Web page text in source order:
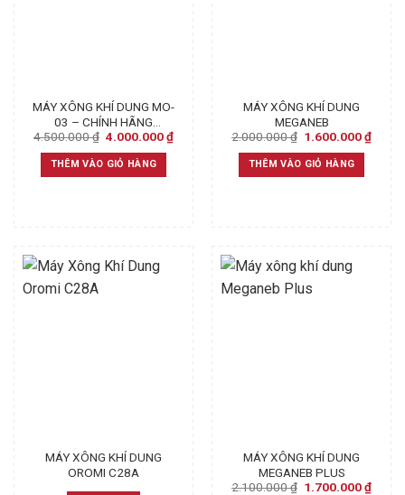
MÁY XÔNG KHÍ DUNG MO-
03 – CHÍNH HÃNG
NORDITALIA
4.500.000₫ Original
was:
4.500.000 ₫.
4.000.000₫Current
THÊM VÀO GIỎ HÀNG
MÁY XÔNG KHÍ DUNG
MEGANEB
2.000.000₫ Original
was:
2.000.000 ₫.
1.600.000₫
THÊM VÀO GIỎ HÀNG
MÁY XÔNG KHÍ DUNG
OROMI C28A
MÁY XÔNG KHÍ DUNG
MEGANEB PLUS
2.100.000₫ Original
1.700.000₫